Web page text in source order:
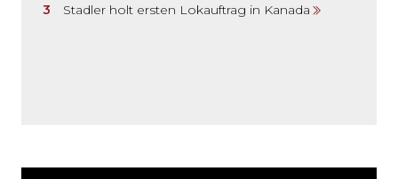
Stadler holt ersten Lokauftrag in Kanada